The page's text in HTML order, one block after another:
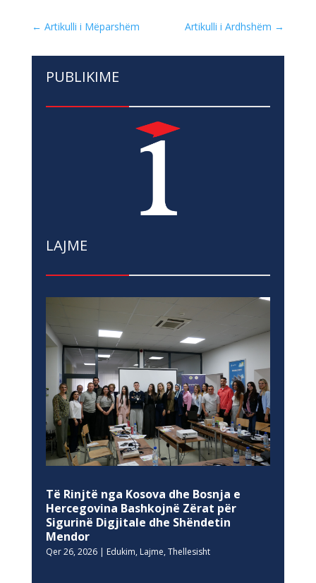
← Artikulli i Mëparshëm Artikulli i Ardhshëm →
PUBLIKIME
LAJME
Të Rinjtë nga Kosova dhe Bosnja e
Hercegovina Bashkojnë Zërat për
Sigurinë Digjitale dhe Shëndetin
Mendor
Qer 26, 2026| Edukim, Lajme, Thellesisht